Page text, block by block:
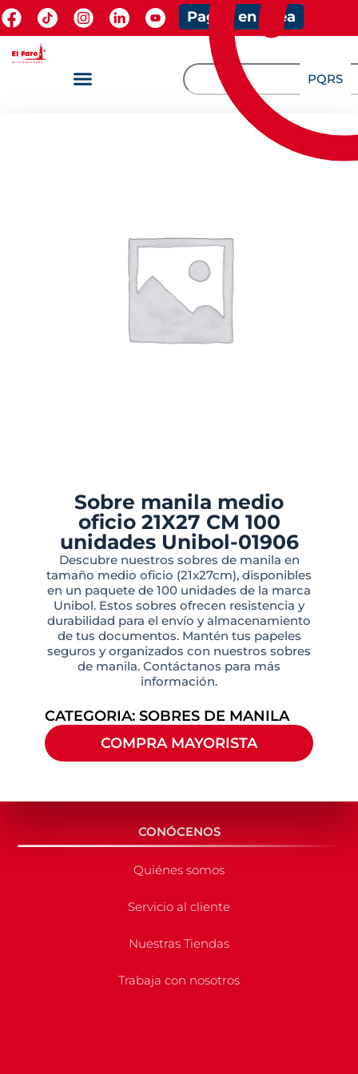
Pagos en línea
PQRS
Sobre manila medio
oficio 21X27 CM 100
unidades Unibol-01906
Descubre nuestros sobres de manila en
tamaño medio oficio (21x27cm), disponibles
en un paquete de 100 unidades de la marca
Unibol. Estos sobres ofrecen resistencia y
durabilidad para el envío y almacenamiento
de tus documentos. Mantén tus papeles
seguros y organizados con nuestros sobres
de manila. Contáctanos para más
información.
CATEGORIA: SOBRES DE MANILA
COMPRA MAYORISTA
CONÓCENOS
Quiénes somos
Servicio al cliente
Nuestras Tiendas
Trabaja con nosotros